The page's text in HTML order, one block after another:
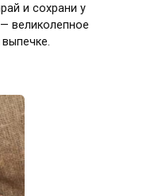
и сохрани у
великолепное